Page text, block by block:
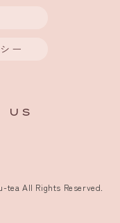
ー
US
All Rights Reserved.